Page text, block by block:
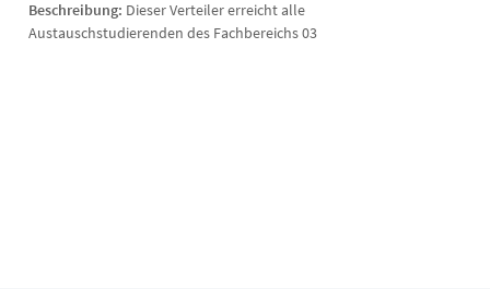
Beschreibung: Dieser Verteiler erreicht alle
Austauschstudierenden des Fachbereichs 03